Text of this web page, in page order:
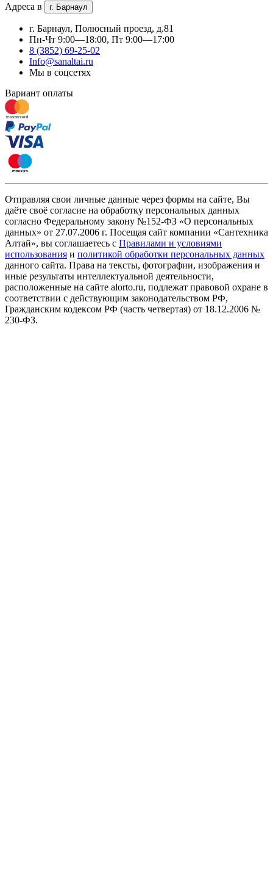
Адреса в г. Барнаул
г. Барнаул, Полюсный проезд, д.81
Пн-Чт 9:00—18:00, Пт 9:00—17:00
8 (3852) 69-25-02
Info@sanaltai.ru
Мы в соцсетях
Вариант оплаты
Отправляя свои личные данные через формы на сайте, Вы
даёте своё согласие на обработку персональных данных
согласно Федеральному закону №152-ФЗ «О персональных
данных» от 27.07.2006 г. Посещая сайт компании «Cантехника
Алтай», вы соглашаетесь с Правилами и условиями
использования и политикой обработки персональных данных
данного сайта. Права на тексты, фотографии, изображения и
иные результаты интеллектуальной деятельности,
расположенные на сайте alorto.ru, подлежат правовой охране в
соответствии с действующим законодательством РФ,
Гражданским кодексом РФ (часть четвертая) от 18.12.2006 №
230-ФЗ.